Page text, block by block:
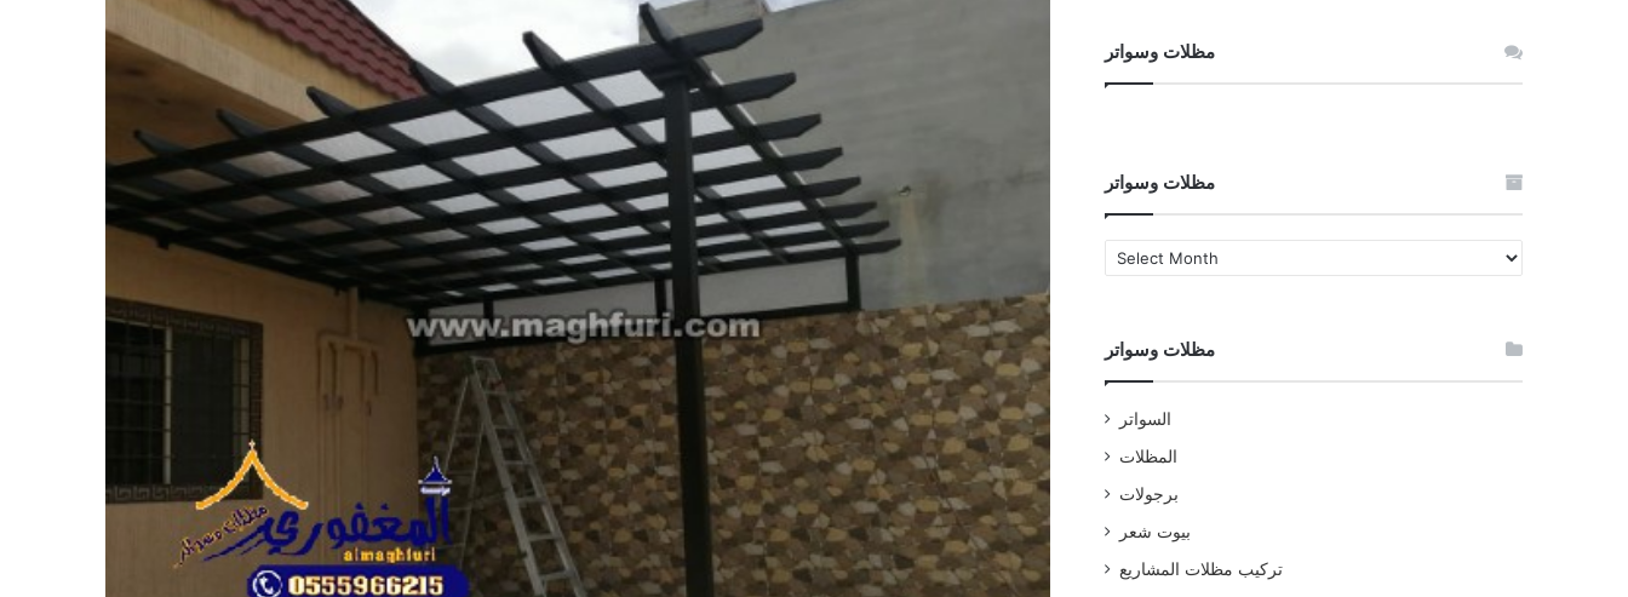
مظلات وسواتر
مظلات وسواتر
مظلات
وسواتر
مظلات وسواتر
السواتر
المظلات
برجولات
بيوت شعر
تركيب مظلات المشاريع